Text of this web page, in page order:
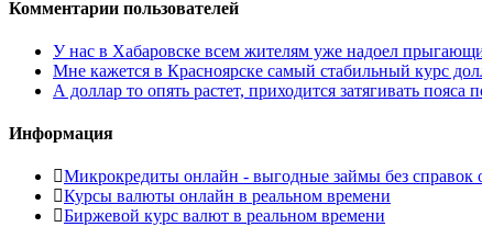
Комментарии пользователей
У нас в Хабаровске всем жителям уже надоел
Мне кажется в Красноярске самый стабильный курс
А доллар то опять растет, приходится затягивать
Информация
Микрокредиты онлайн - выгодные займы без справок
Курсы валюты онлайн в реальном времени
Биржевой курс валют в реальном времени